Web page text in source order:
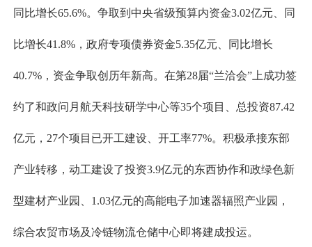
同比增长65.6%。争取到中央省级预算内资金3.02亿元、同
比增长41.8%，政府专项债券资金5.35亿元、同比增长
40.7%，资金争取创历年新高。在第28届“兰洽会”上成功签
约了和政问月航天科技研学中心等35个项目、总投资87.42
亿元，27个项目已开工建设、开工率77%。积极承接东部
产业转移，动工建设了投资3.9亿元的东西协作和政绿色新
型建材产业园、1.03亿元的高能电子加速器辐照产业园，
综合农贸市场及冷链物流仓储中心即将建成投运。